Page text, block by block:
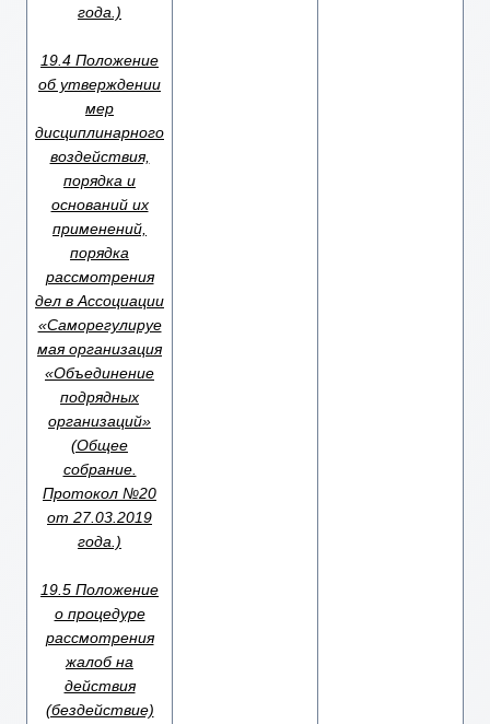
года.)
19.4 Положение
об утверждении
мер
дисциплинарного
воздействия,
порядка и
оснований их
применений,
порядка
рассмотрения
дел в Ассоциации
«Саморегулируе
мая организация
«Объединение
подрядных
организаций»
(Общее
собрание.
Протокол №20
от 27.03.2019
года.)
19.5 Положение
о процедуре
рассмотрения
жалоб на
действия
(бездействие)